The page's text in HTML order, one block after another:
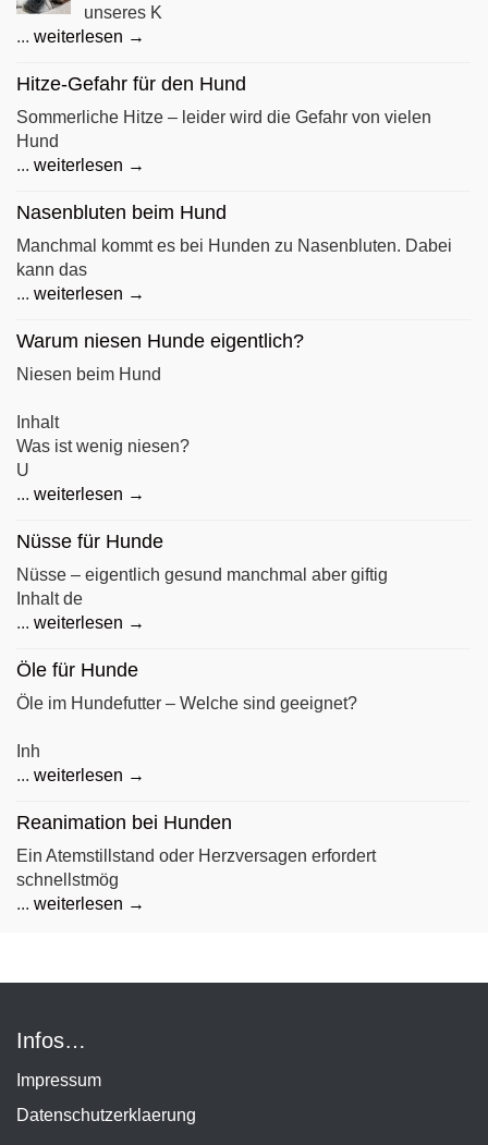
unseres K
... weiterlesen →
Hitze-Gefahr für den Hund
Sommerliche Hitze – leider wird die Gefahr von vielen
Hund
... weiterlesen →
Nasenbluten beim Hund
Manchmal kommt es bei Hunden zu Nasenbluten. Dabei
kann das
... weiterlesen →
Warum niesen Hunde eigentlich?
Niesen beim Hund
Inhalt
Was ist wenig niesen?
U
... weiterlesen →
Nüsse für Hunde
Nüsse – eigentlich gesund manchmal aber giftig
Inhalt de
... weiterlesen →
Öle für Hunde
Öle im Hundefutter – Welche sind geeignet?
Inh
... weiterlesen →
Reanimation bei Hunden
Ein Atemstillstand oder Herzversagen erfordert
schnellstmög
... weiterlesen →
Infos…
Impressum
Datenschutzerklaerung